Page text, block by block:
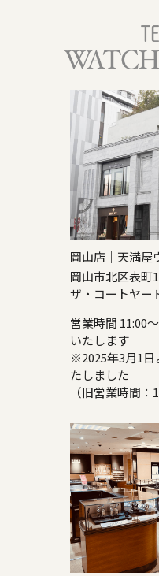
岡山店｜天満屋
岡山市北区表町
ザ・コートヤー
営業時間 11:00
いたします
※2025年3月1日
たしました
（旧営業時間：